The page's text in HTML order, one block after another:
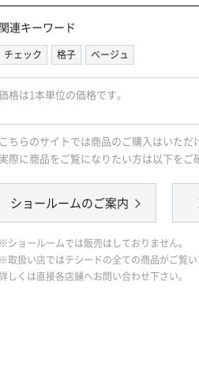
関連キーワード
チェック 格子 ベージュ
格は1本単位の価格です｡
こちらのサイトでは商品のご購入はいただ
実際に商品をご覧になりたい方は以下をご
ショールームのご案内
※ショールームでは販売はしておりません。
※取扱い店ではテシードの全ての商品がご覧い
しくは直接各店舗へお問い合わせ下さい。